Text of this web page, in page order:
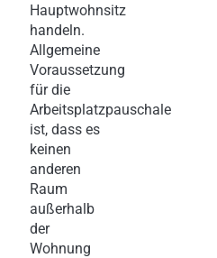
Hauptwohnsitz
handeln.
Allgemeine
Voraussetzung
für die
Arbeitsplatzpauschale
ist, dass es
keinen
anderen
Raum
außerhalb
der
Wohnung